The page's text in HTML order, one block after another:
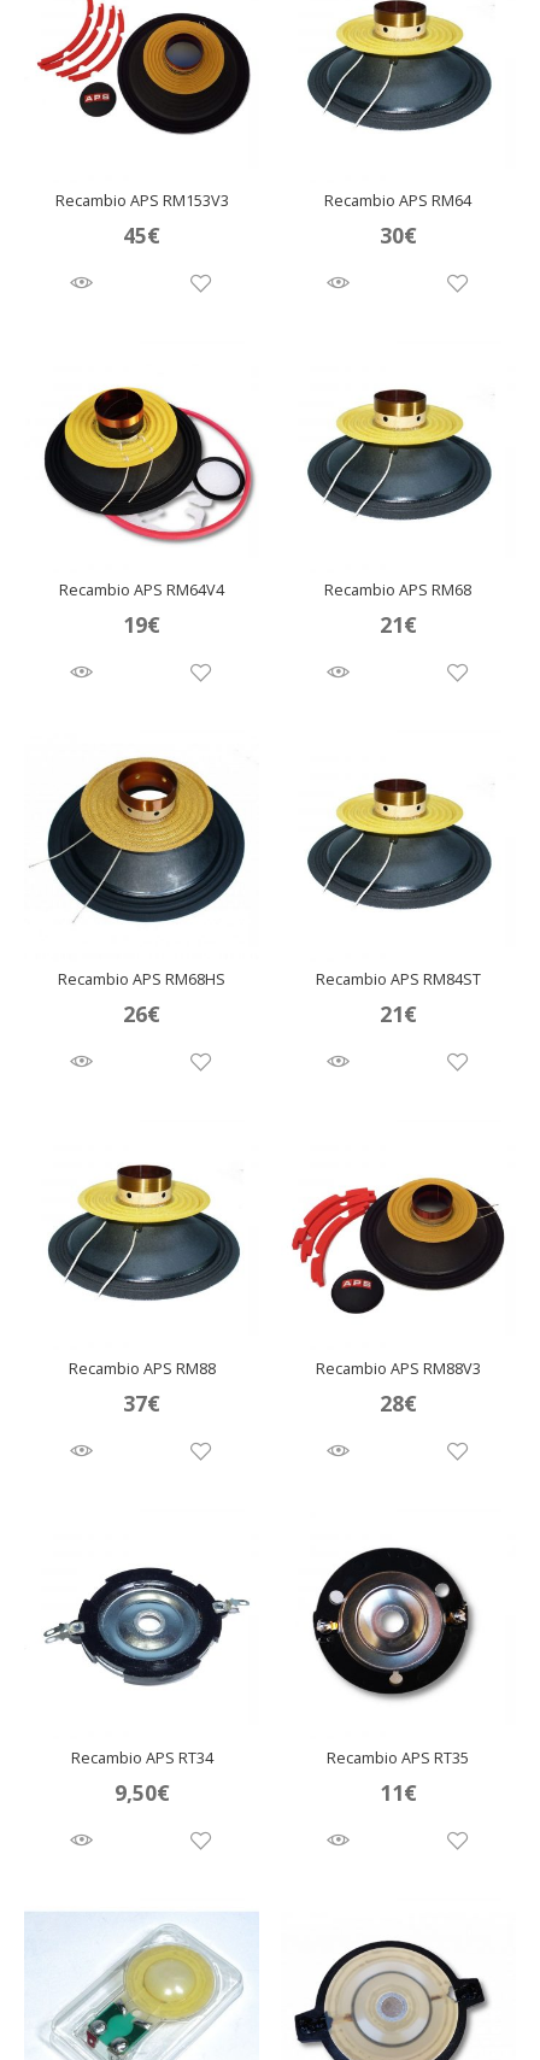
Recambio APS RM153V3
45€
Recambio APS RM64
30€
Recambio APS RM64V4
19€
Recambio APS RM68
21€
Recambio APS RM68HS
26€
Recambio APS RM84ST
21€
Recambio APS RM88
37€
Recambio APS RM88V3
28€
Recambio APS RT34
9,50€
Recambio APS RT35
11€